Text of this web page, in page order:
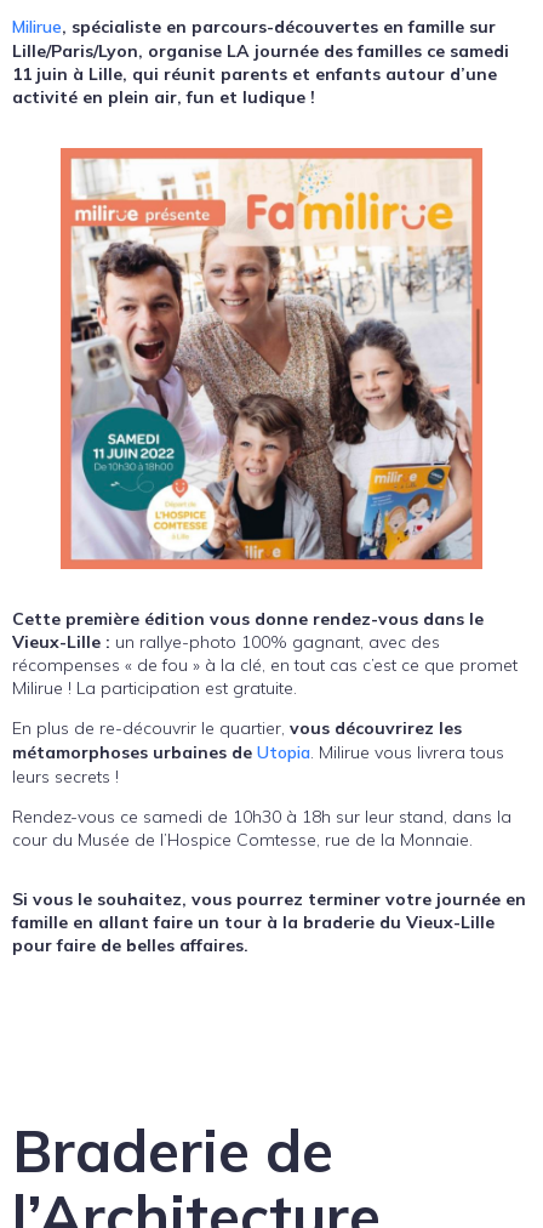
Milirue, spécialiste en parcours-découvertes en famille sur
Lille/Paris/Lyon, organise LA journée des familles ce samedi
11 juin à Lille, qui réunit parents et enfants autour d’une
activité en plein air, fun et ludique !
Cette première édition vous donne rendez-vous dans le
Vieux-Lille : un rallye-photo 100% gagnant, avec des
récompenses « de fou » à la clé, en tout cas c’est ce que promet
Milirue ! La participation est gratuite.
En plus de re-découvrir le quartier, vous découvrirez les
métamorphoses urbaines de Utopia. Milirue vous livrera tous
leurs secrets !
Rendez-vous ce samedi de 10h30 à 18h sur leur stand, dans la
cour du Musée de l’Hospice Comtesse, rue de la Monnaie.
Si vous le souhaitez, vous pourrez terminer votre journée en
famille en allant faire un tour à la braderie du Vieux-Lille
pour faire de belles affaires.
Braderie de